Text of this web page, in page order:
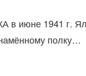
в июне 1941 г.
полку…